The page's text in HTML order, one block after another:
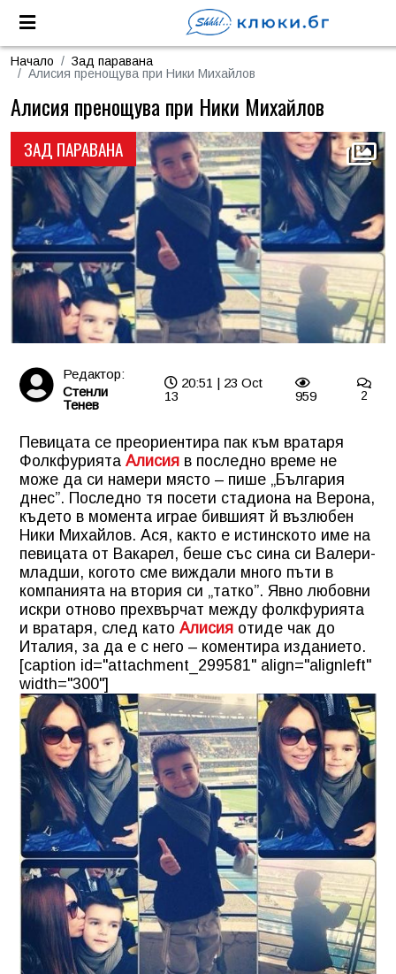
Начало
Зад паравана
Алисия пренощува при Ники Михайлов
ЗАД ПАРАВАНА
Алисия пренощува при Ники Михайлов
Редактор:
Стенли
Тенев
20:51 | 23 Oct
13
959 2
Певицата се преориентира пак към вратаря
Фолкфурията Алисия в последно време не
може да си намери място – пише „България
днес”. Последно тя посети стадиона на Верона,
където в момента играе бившият й възлюбен
Ники Михайлов. Ася, както е истинското име на
певицата от Вакарел, беше със сина си Валери-
младши, когото сме виждали много пъти в
компанията на втория си „татко”. Явно любовни
искри отново прехвърчат между фолкфурията
и вратаря, след като Алисия отиде чак до
Италия, за да е с него – коментира изданието.
[caption id="attachment_299581" align="alignleft"
width="300"]